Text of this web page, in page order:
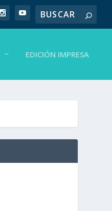
EDICIÓN IMPRESA